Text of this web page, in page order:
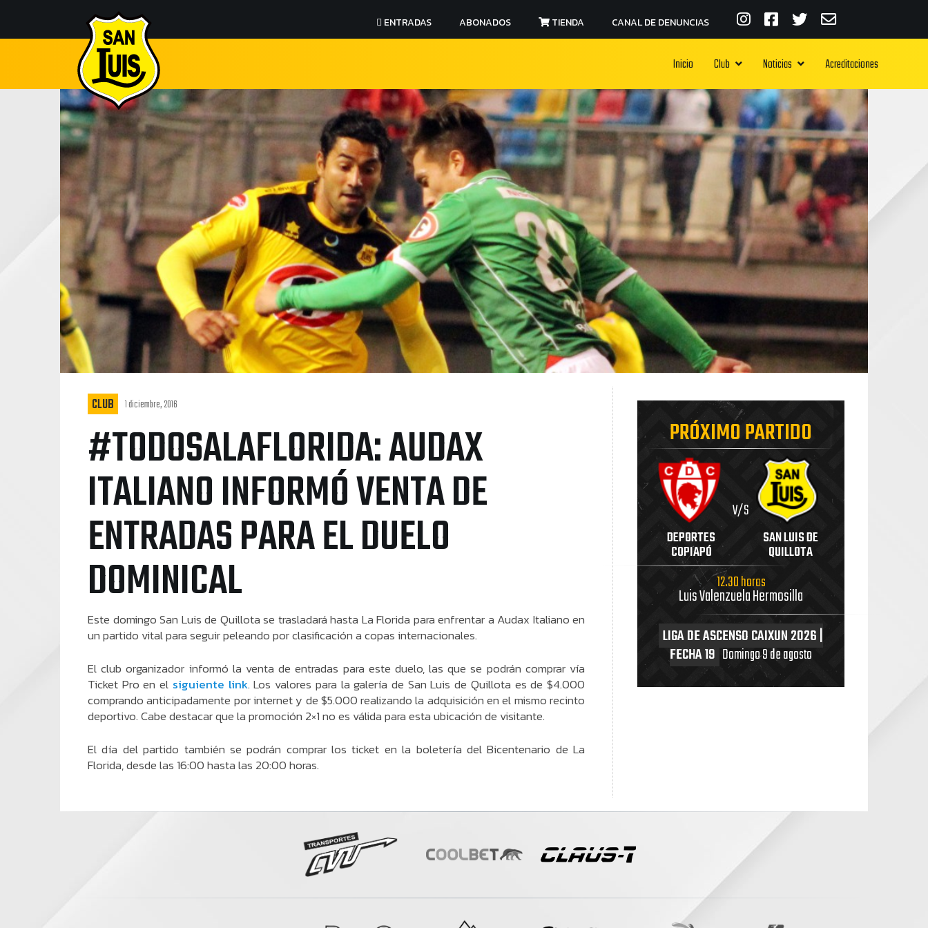
ENTRADAS ABONADOS TIENDA CANAL DE DENUNCIAS
Inicio Club Noticias Acreditaciones
CLUB 1 diciembre, 2016
#TODOSALAFLORIDA: AUDAX
ITALIANO INFORMÓ VENTA DE
ENTRADAS PARA EL DUELO
DOMINICAL
Este domingo San Luis de Quillota se trasladará hasta La Florida para enfrentar a Audax Italiano en
un partido vital para seguir peleando por clasificación a copas internacionales.
El club organizador informó la venta de entradas para este duelo, las que se podrán comprar vía
Ticket Pro en el siguiente link. Los valores para la galería de San Luis de Quillota es de $4.000
comprando anticipadamente por internet y de $5.000 realizando la adquisición en el mismo recinto
deportivo. Cabe destacar que la promoción 2×1 no es válida para esta ubicación de visitante.
El día del partido también se podrán comprar los ticket en la boletería del Bicentenario de La
Florida, desde las 16:00 hasta las 20:00 horas.
PRÓXIMO PARTIDO
DEPORTES
COPIAPÓ
V/S
SAN LUIS DE
QUILLOTA
12.30 horas
Luis Valenzuela Hermosilla
LIGA DE ASCENSO CAIXUN 2026 |
FECHA 19 Domingo 9 de agosto